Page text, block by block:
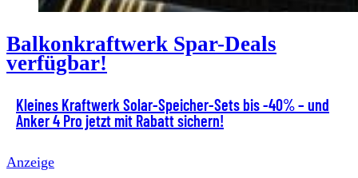
Balkonkraftwerk Spar-Deals
verfügbar!
Kleines Kraftwerk Solar-Speicher-Sets bis -40% – und
Anker 4 Pro jetzt mit Rabatt sichern!
Anzeige